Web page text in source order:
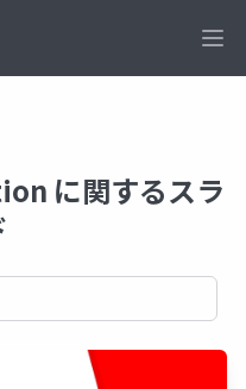
に関するスラ